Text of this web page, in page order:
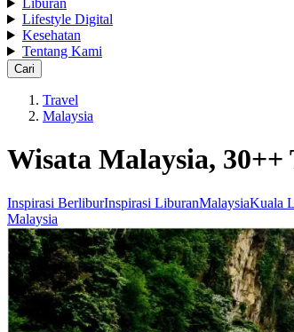
Liburan
Lifestyle Digital
Kesehatan
Tentang Kami
Cari
Travel
Malaysia
Wisata Malaysia,
Inspirasi BerliburInspirasi LiburanMalaysiaKuala
Malaysia